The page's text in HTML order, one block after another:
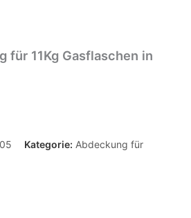
für 11Kg Gasflaschen in
Kategorie: Abdeckung für